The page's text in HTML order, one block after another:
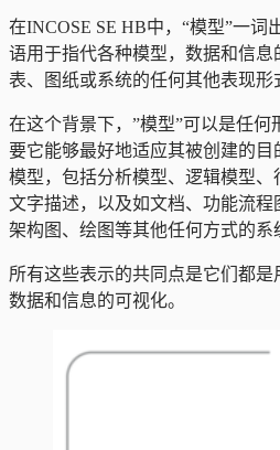
在INCOSE SE HB中，“模型”一词
语用于指代各种模型，数据和信息
表、图纸或系统的任何其他表现形
在这个背景下，”模型”可以是任何
要它能够最好地适应其被创建的
模型，包括分析模型、逻辑模型
文字描述，以及如文档、功能流程
架构图、绘图等其他任何方式的系
所有这些表示的共同点是它们都
数据和信息的可视化。